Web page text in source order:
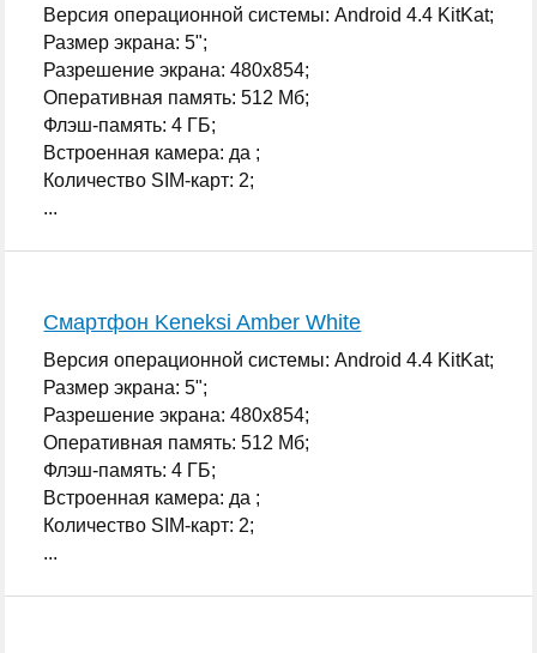
Версия операционной системы: Android 4.4 KitKat;
Размер экрана: 5";
Разрешение экрана: 480x854;
Оперативная память: 512 Мб;
Флэш-память: 4 ГБ;
Встроенная камера: да ;
Количество SIM-карт: 2;
...
Смартфон Keneksi Amber White
Версия операционной системы: Android 4.4 KitKat;
Размер экрана: 5";
Разрешение экрана: 480x854;
Оперативная память: 512 Мб;
Флэш-память: 4 ГБ;
Встроенная камера: да ;
Количество SIM-карт: 2;
...